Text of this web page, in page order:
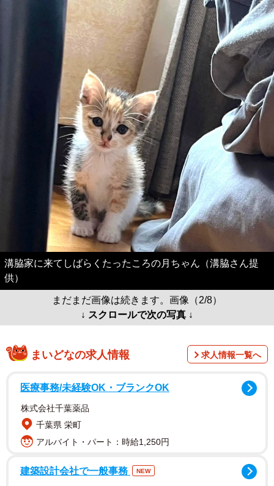
溝脇家に来てしばらくたったころの月ちゃん（溝脇さん提
供）
まだまだ画像は続きます。画像（2/8）
↓ スクロールで次の写真 ↓
まいどなの求人情報 求人情報一覧へ
医療事務/未経験OK・ブランクOK
株式会社千葉薬品
千葉県 栄町
アルバイト・パート：時給1,250円
建築設計会社で一般事務 NEW